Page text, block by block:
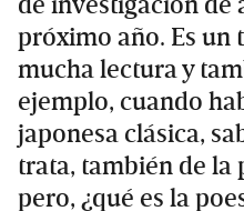
próximo año. Es un
mucha lectura y
ejemplo, cuando
japonesa clásica,
trata, también de la
pero, ¿qué es la